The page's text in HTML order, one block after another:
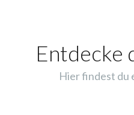
Entdecke
Hier findest du